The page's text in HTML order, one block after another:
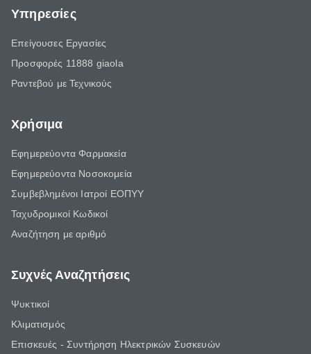
Υπηρεσίες
Επείγουσες Εργασίες
Προσφορές 11888 giaola
Ραντεβού με Τεχνικούς
Χρήσιμα
Εφημερεύοντα Φαρμακεία
Εφημερεύοντα Νοσοκομεία
Συμβεβλημένοι Ιατροί ΕΟΠΥΥ
Ταχυδρομικοί Κωδικοί
Αναζήτηση με αριθμό
Συχνές Αναζητήσεις
Ψυκτικοί
Κλιματισμός
Επισκευές - Συντήρηση Ηλεκτρικών Συσκευών